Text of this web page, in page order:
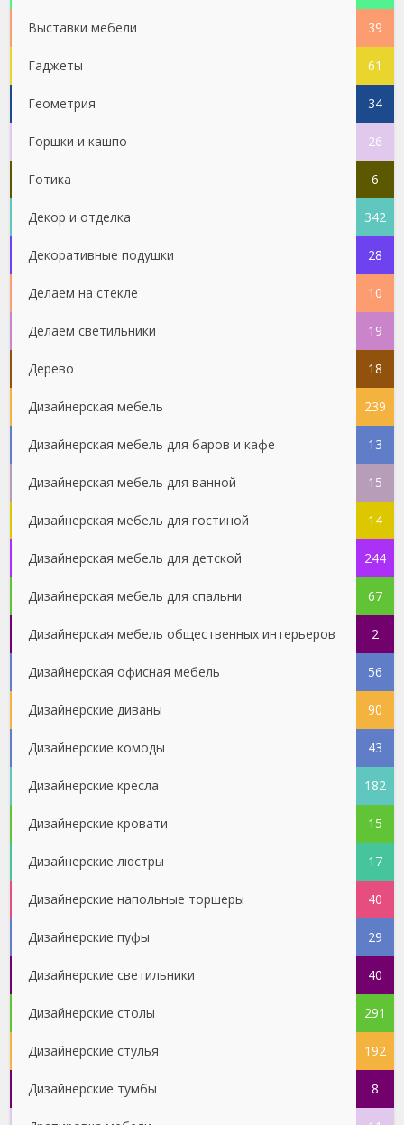
Выставки мебели 39
Гаджеты 61
Геометрия 34
Горшки и кашпо 26
Готика 6
Декор и отделка 342
Декоративные подушки 28
Делаем на стекле 10
Делаем светильники 19
Дерево 18
Дизайнерская мебель 239
Дизайнерская мебель для баров и кафе 13
Дизайнерская мебель для ванной 15
Дизайнерская мебель для гостиной 14
Дизайнерская мебель для детской 244
Дизайнерская мебель для спальни 67
Дизайнерская мебель общественных интерьеров 2
Дизайнерская офисная мебель 56
Дизайнерские диваны 90
Дизайнерские комоды 43
Дизайнерские кресла 182
Дизайнерские кровати 15
Дизайнерские люстры 17
Дизайнерские напольные торшеры 40
Дизайнерские пуфы 29
Дизайнерские светильники 40
Дизайнерские столы 291
Дизайнерские стулья 192
Дизайнерские тумбы 8